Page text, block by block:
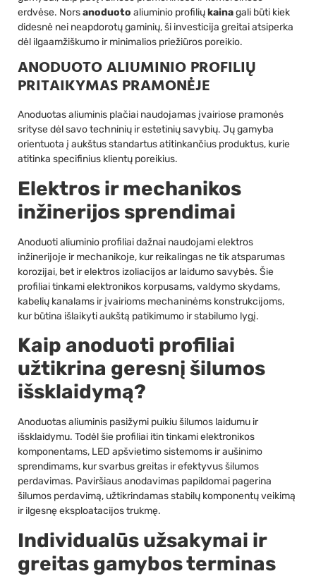
erdvėse. Norsanoduoto aliuminio profiliųkainagali būti kiek
didesnė nei neapdorotų gaminių, ši investicija greitai atsiperka
dėl ilgaamžiškumo ir minimalios priežiūros poreikio.
ANODUOTO ALIUMINIO PROFILIŲ
PRITAIKYMAS PRAMONĖJE
Anoduotas aliuminis plačiai naudojamas įvairiose pramonės
srityse dėl savo techninių ir estetinių savybių. Jų gamyba
orientuota į aukštus standartus atitinkančius produktus, kurie
atitinka specifinius klientų poreikius.
Elektros ir mechanikos
inžinerijos sprendimai
Anoduoti aliuminio profiliai dažnai naudojami elektros
inžinerijoje ir mechanikoje, kur reikalingas ne tik atsparumas
korozijai, bet ir elektros izoliacijos ar laidumo savybės. Šie
profiliai tinkami elektronikos korpusams, valdymo skydams,
kabelių kanalams ir įvairioms mechaninėms konstrukcijoms,
kur būtina išlaikyti aukštą patikimumo ir stabilumo lygį.
Kaip anoduoti profiliai
užtikrina geresnį šilumos
išsklaidymą?
Anoduotas aliuminis pasižymi puikiu šilumos laidumu ir
išsklaidymu. Todėl šie profiliai itin tinkami elektronikos
komponentams, LED apšvietimo sistemoms ir aušinimo
sprendimams, kur svarbus greitas ir efektyvus šilumos
perdavimas. Paviršiaus anodavimas papildomai pagerina
šilumos perdavimą, užtikrindamas stabilų komponentų veikimą
ir ilgesnę eksploatacijos trukmę.
Individualūs užsakymai ir
greitas gamybos terminas